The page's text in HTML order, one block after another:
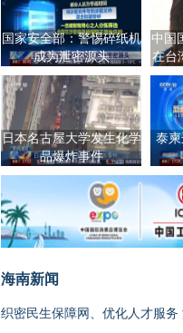
国家安全部：警惕碎纸机
成为泄密源头
中国
在台
日本名古屋大学发生化学
品爆炸事件
泰
海南新闻